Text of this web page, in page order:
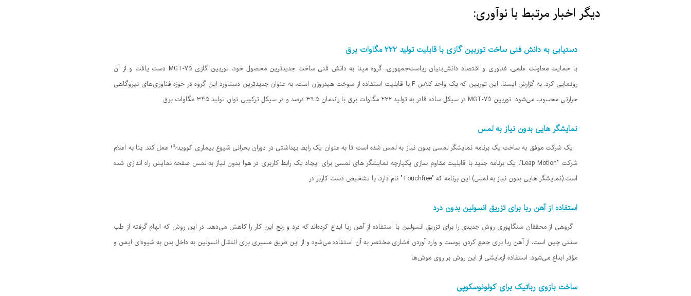
دیگر اخبار مرتبط با نوآوری:
دستیابی به دانش فنی ساخت توربین گازی با قابلیت تولید ۲۲۲ مگاوات برق
با حمایت معاونت علمی، فناوری و اقتصاد دانش‌بنیان ریاست‌جمهوری، گروه مپنا به دانش فنی ساخت جدیدترین محصول خود، توربین گازی MGT-75 دست یافت و از آن
رونمایی کرد. به گزارش ایسنا، این توربین که یک واحد کلاس F با قابلیت استفاده از سوخت هیدروژن است، به عنوان جدیدترین دستاورد این گروه در حوزه فناوری‌های نیروگاهی
حرارتی محسوب می‌شود. توربین MGT-75 در سیکل ساده قادر به تولید ۲۲۲ مگاوات برق با راندمان ۳۹.۵ درصد و در سیکل ترکیبی توان تولید ۳۴۵ مگاوات برق
نمایشگر هایی بدون نیاز به لمس
یک شرکت موفق به ساخت یک برنامه نمایشگر لمسی بدون نیاز به لمس شده است تا به عنوان یک رابط بهداشتی در دوران بحرانی شیوع بیماری کووید-19 عمل کند. بنا به اعلام
شرکت "Leap Motion"، یک برنامه جدید با قابلیت مقاوم سازی یکپارچه نمایشگر های لمسی برای ایجاد یک رابط کاربری در هوا بدون نیاز به لمس صفحه نمایش راه اندازی شده
است.(نمایشگر هایی بدون نیاز به لمس) این برنامه که "Touchfree" نام دارد، با تشخیص دست کاربر در
استفاده از آهن ربا برای تزریق انسولین بدون درد
گروهی از محققان سنگاپوری روش جدیدی را برای تزریق انسولین با استفاده از آهن ربا ابداع کرده‌اند که درد و رنج این کار را کاهش می‌دهد. در این روش که الهام گرفته از طب
سنتی چین است، از آهن ربا برای جمع کردن پوست و وارد آوردن فشاری مختصر به آن استفاده می‌شود و از این طریق مسیری برای انتقال انسولین به داخل بدن به شیوه‌ای ایمن و
مؤثر ابداع می‌شود. استفاده آزمایشی از این روش بر روی موش‌ها
ساخت بازوی رباتیک برای کولونوسکوپی